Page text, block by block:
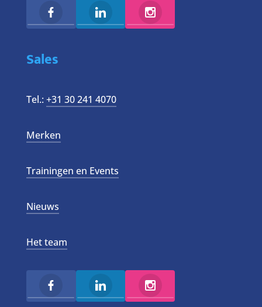
Sales
Tel.: +31 30 241 4070
Merken
Trainingen en Events
Nieuws
Het team